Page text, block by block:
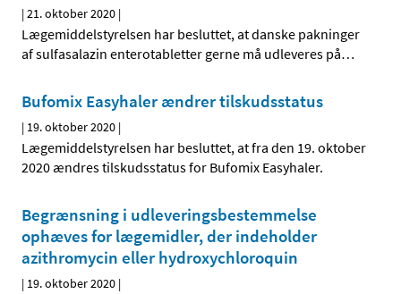
|21. oktober 2020 |
Lægemiddelstyrelsen har besluttet, at danske pakninger
af sulfasalazin enterotabletter gerne må udleveres på…
Bufomix Easyhaler ændrer tilskudsstatus
| 19. oktober 2020 |
Lægemiddelstyrelsen har besluttet, at fra den 19. oktober
2020 ændres tilskudsstatus for Bufomix Easyhaler.
Begrænsning i udleveringsbestemmelse
ophæves for lægemidler, der indeholder
azithromycin eller hydroxychloroquin
| 19. oktober 2020 |